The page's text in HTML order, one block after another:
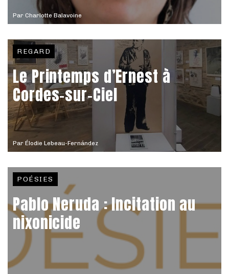
Par Charlotte Balavoine
Par Élodie Lebeau-Fernández
REGARD
Le Printemps d’Ernest à
Cordes-sur-Ciel
POÉSIES
Pablo Neruda : Incitation au
nixonicide